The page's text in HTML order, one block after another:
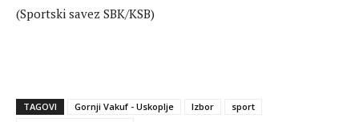
(Sportski savez SBK/KSB)
TAGOVI Gornji Vakuf - Uskoplje Izbor
sport